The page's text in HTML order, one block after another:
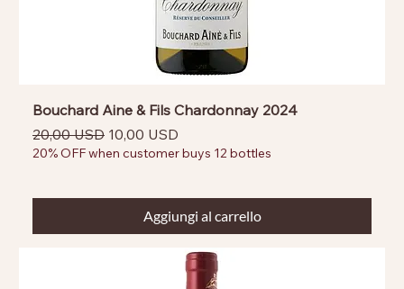
Bouchard Aine & Fils Chardonnay 2024
Prezzo regolare
20,00 USD Prezzo scontato
10,00 USD
20% OFF when customer buys 12 bottles
Aggiungi al carrello